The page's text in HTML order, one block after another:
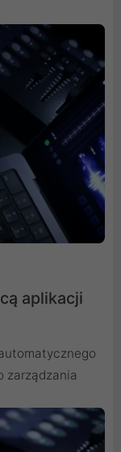
aplikacji
zarządzania